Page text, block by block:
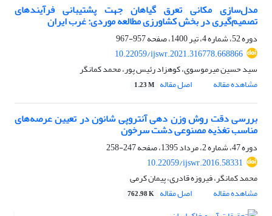
مدل‌سازی مکانی تعرق گیاهان جهت پشتیبانی فرآیندهای
تصمیم‌گیری در بخش کشاورزی مطالعه موردی: غرب ایران
دوره 52، شماره 4، تیر 1400، صفحه
957-967
10.22059/ijswr.2021.316778.668866
سید حسین میرموسوی، کوهزاد رئیس پور، محمد کمانگر
مشاهده مقاله
اصل مقاله 1.23 M
بررسی دقت روش وزن دهی آنتروپی شانون در تعیین عرصه‌های
مناسب تغذیه مصنوعی دشت سرخون
دوره 47، شماره 2، مرداد 1395، صفحه
247-258
10.22059/ijswr.2016.58331
محمد کمانگر، فیروزه قادری، پیمان کرمی
مشاهده مقاله
اصل مقاله 762.98 K